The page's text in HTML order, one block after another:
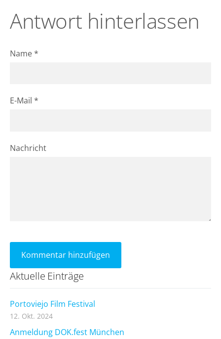
Aktuelle Einträge
Portoviejo Film Festival
12. Okt. 2024
Anmeldung DOK.fest München
Antwort hinterlassen
Name *
E-Mail *
Nachricht